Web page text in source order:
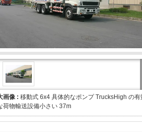
画像 : 移動式 6x4 具体的なポンプ TrucksHigh の有
荷物輸送設備小さい 37m